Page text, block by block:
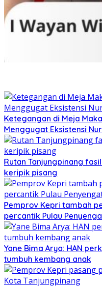
Ketegangan di Meja
Menggugat Eksistensi
Rutan Tanjungpinang
keripik pisang
Pemprov Kepri tambah
percantik Pulau
Yane Bima Arya: HAN
tumbuh kembang anak